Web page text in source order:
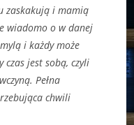
i mamią
wiadomo o w danej
i każdy może
czas jest sobą, czyli
Pełna
chwili